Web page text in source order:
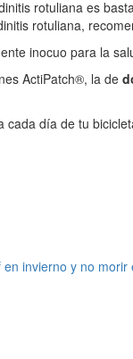
rotuliana es
rotuliana,
inocuo para la
ActiPatch®, la de
cada día de tu
invierno y no morir